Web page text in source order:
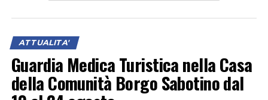
e maggiori controlli sui mezzi pesanti legati ai traffici
portuali. Per gli allevamenti ittici viene chiesto invece di
coinvolgere Comune di Gaeta e Regione Lazio per
arrivare alla delocalizzazione degli impianti dall’area
interna del Golfo e alla rimozione delle strutture
dismesse. Il percorso proseguirà ora con una fase di
ATTUALITA'
Guardia Medica Turistica nella Casa
della Comunità Borgo Sabotino dal